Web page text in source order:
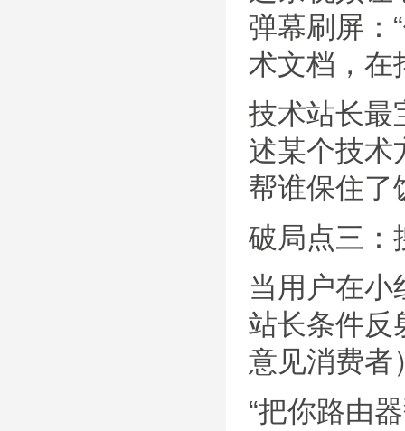
弹幕刷屏：
术文档，在
技术站长最
述某个技术
帮谁保住了
破局点三：
当用户在小
站长条件反
意见消费者
“把你路由